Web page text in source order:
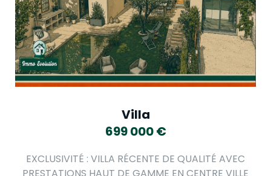
Villa
699 000€
EXCLUSIVITÉ : VILLA RÉCENTE DE QUALITÉ AVEC